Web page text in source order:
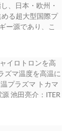
、日本・欧州・
る超大型国際プ
ー源であり、こ
現するこ とで
水素という実燃
す。それには超
要です。それ
でなければ なら
は量子科学技術
イロトロン 用の
しています。
イロトロンを高
ズマ温度を高温に
プラズマ トカマ
池田亮介：ITER
心研究施設である
電子の加速電源